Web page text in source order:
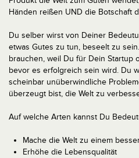
Händen reißen UND die Botschaft
Du selber wirst von Deiner
etwas Gutes zu tun, beseelt zu
brauchen, weil Du für Dein Startup
bevor es erfolgreich sein wird. Du
scheinbar unüberwindliche
überzeugt bist, die Welt zu
Auf welche Arten kannst Du
Mache die Welt zu einem
Erhöhe die Lebensqualität